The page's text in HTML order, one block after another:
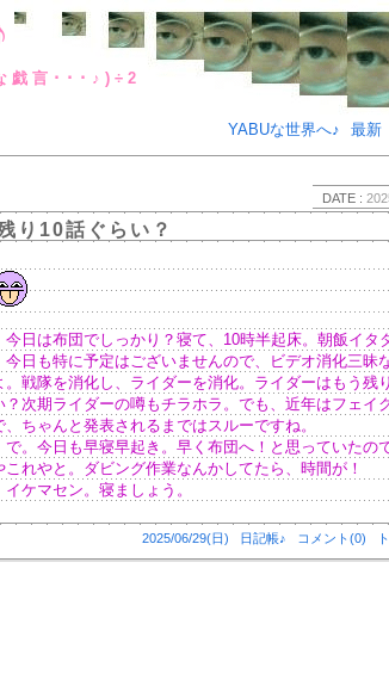
♪＋YABUな戯言･･
YABUな世界へ♪
最新
DATE :
り10話ぐらい？
今日は布団でしっかり？寝て、10時半起床。朝飯イタ
今日も特に予定はございませんので、ビデオ消化三昧
。戦隊を消化し、ライダーを消化。ライダーはもう残
？次期ライダーの噂もチラホラ。でも、近年はフェイ
、ちゃんと発表されるまではスルーですね。
で。今日も早寝早起き。早く布団へ！と思っていたの
これやと。ダビング作業なんかしてたら、時間が！
イケマセン。寝ましょう。
2025/06/29(日) 日記帳♪ コメント(0)